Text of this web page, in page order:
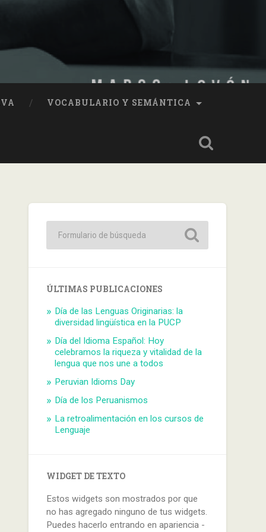
VOCABULARIO Y SEMÁNTICA
ÚLTIMAS PUBLICACIONES
Día de las Lenguas Originarias: la
diversidad lingüística en la PUCP
Día del Idioma Español: Hoy
celebramos la riqueza y vitalidad de la
lengua que nos une a todos
Peruvian Idioms Day
Día de los Peruanismos
La retroalimentación en los cursos de
Lenguaje
WIDGET DE TEXTO
Estos widgets son mostrados por que
no has agregado ninguno de tus widgets.
Puedes hacerlo entrando en apariencia -